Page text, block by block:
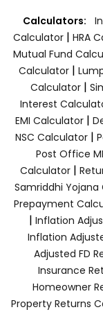
Calculators:
Calculator | HRA
Mutual Fund
Calculator |
Calculator|
Interest
EMI Calculator|
NSC Calculator|
Post Office
Calculator|
Samriddhi
Prepayment
| Inflation
Inflation
Adjusted FD
Insurance
Homeowner
Property Returns